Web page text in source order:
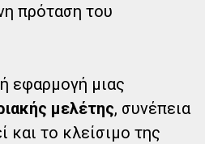
πρόταση του
εφαρμογή μιας
μελέτης, συνέπεια
και το κλείσιμο της